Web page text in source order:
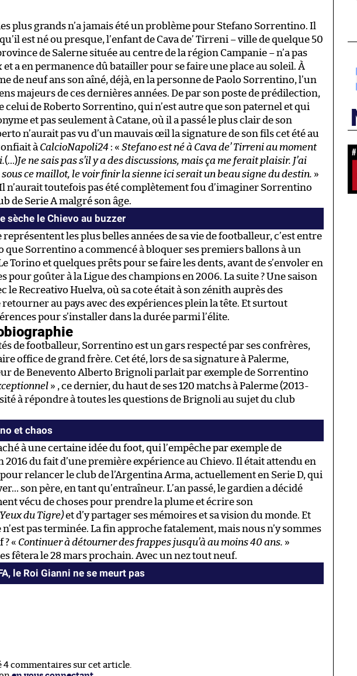
plus grands n’a jamais été un problème pour Stefano Sorrentino. Il
est né ou presque, l’enfant de Cava de’ Tirreni – ville de quelque 50
de Salerne située au centre de la région Campanie – n’a pas
a en permanence dû batailler pour se faire une place au soleil. À
de neuf ans son aîné, déjà, en la personne de Paolo Sorrentino, l’un
majeurs de ces dernières années. De par son poste de prédilection,
celui de Roberto Sorrentino, qui n’est autre que son paternel et qui
et pas seulement à Catane, où il a passé le plus clair de son
n’aurait pas vu d’un mauvais œil la signature de son fils cet été au
à CalcioNapoli24 : « Stefano est né à Cava de’ Tirreni au moment
(…)Je ne sais pas s’il y a des discussions, mais ça me ferait plaisir. J’ai
ce maillot, le voir finir la sienne ici serait un beau signe du destin. »
n’aurait toutefois pas été complètement fou d’imaginer Sorrentino
de Serie A malgré son âge.
sèche le Chievo au buzzer
représentent les plus belles années de sa vie de footballeur, c’est entre
que Sorrentino a commencé à bloquer ses premiers ballons à un
Torino et quelques prêts pour se faire les dents, avant de s’envoler en
pour goûter à la Ligue des champions en 2006. La suite ? Une saison
le Recreativo Huelva, où sa cote était à son zénith auprès des
au pays avec des expériences plein la tête. Et surtout
pour s’installer dans la durée parmi l’élite.
de footballeur, Sorrentino est un gars respecté par ses confrères,
office de grand frère. Cet été, lors de sa signature à Palerme,
de Benevento Alberto Brignoli parlait par exemple de Sorrentino
» , ce dernier, du haut de ses 120 matchs à Palerme (2013-
à répondre à toutes les questions de Brignoli au sujet du club
et chaos
à une certaine idée du foot, qui l’empêche par exemple de
2016 du fait d’une première expérience au Chievo. Il était attendu en
relancer le club de l’Argentina Arma, actuellement en Serie D, qui
son père, en tant qu’entraîneur. L’an passé, le gardien a décidé
vécu de choses pour prendre la plume et écrire son
du Tigre)et d’y partager ses mémoires et sa vision du monde. Et
pas terminée. La fin approche fatalement, mais nous n’y sommes
? « Continuer à détourner des frappes jusqu’à au moins 40 ans. »
fêtera le 28 mars prochain. Avec un nez tout neuf.
le Roi Gianni ne se meurt pas
4 commentaires sur cet article.